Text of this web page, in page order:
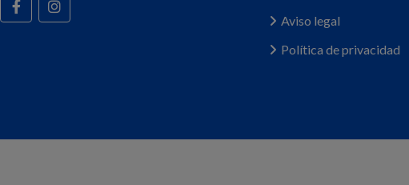
Aviso legal
Política de privacidad